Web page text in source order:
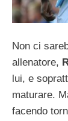
Non ci
allenatore,
lui, e
maturare.
facendo